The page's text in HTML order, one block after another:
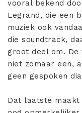
vooral bekend
Legrand, die een
muziek ook
die soundtrack,
groot deel om. De
niet zomaar een,
geen gespoken
Dat laatste maakt